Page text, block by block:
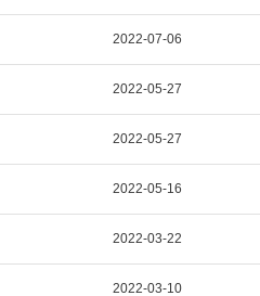
2022-07-06
2022-05-27
2022-05-27
2022-05-16
2022-03-22
2022-03-10